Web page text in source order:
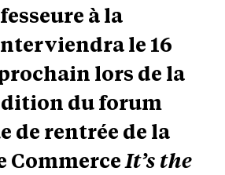
à la
le 16
lors de la
du forum
de rentrée de la
CommerceIt’s the